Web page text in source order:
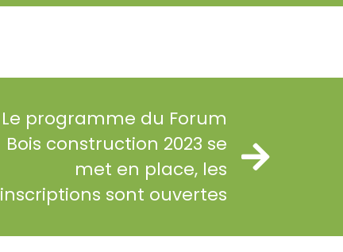
Le programme du Forum
Bois construction 2023 se
met en place, les
inscriptions sont ouvertes